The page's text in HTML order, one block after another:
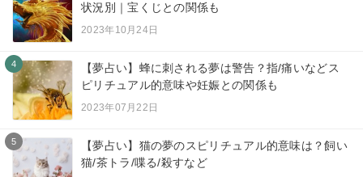
状況別｜宝くじとの関係も
2023年10月24日
4
【夢占い】蜂に刺される夢は警告？指/痛いなどス
ピリチュアル的意味や妊娠との関係も
2023年07月22日
5
【夢占い】猫の夢のスピリチュアル的意味は？飼い
猫/茶トラ/喋る/殺すなど